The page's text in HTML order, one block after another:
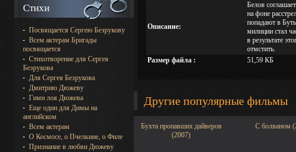
Стихи
Посвящается Сергею Безрукову
Всем актерам Бригады
посвящается
Стихотворение для Сергея
Безрукова
Для Сергея Безрукова
Дмитрию Дюжеву
Гимн лоя Дюжева
Еще один для Димы на
английском
Всем актерам
О Космосе, о Пчелкине, о Филе
Признание в любви Дюжеву
Описание:
Белов
на фоне
попадают в
милиции стал
в результате
отмстить.
Размер файла :
51,59 КБ
Другие популярные фильмы
Бухта пропавших дайверов
(2007)
С болваном